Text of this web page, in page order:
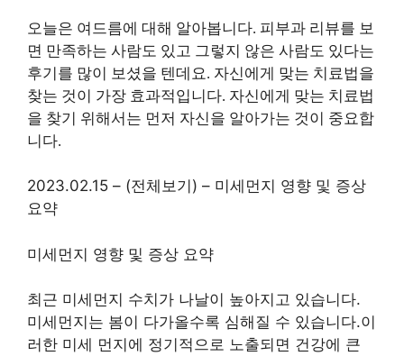
오늘은 여드름에 대해 알아봅니다. 피부과 리뷰를 보
면 만족하는 사람도 있고 그렇지 않은 사람도 있다는
후기를 많이 보셨을 텐데요. 자신에게 맞는 치료법을
찾는 것이 가장 효과적입니다. 자신에게 맞는 치료법
을 찾기 위해서는 먼저 자신을 알아가는 것이 중요합
니다.
2023.02.15 – (전체보기) – 미세먼지 영향 및 증상
요약
미세먼지 영향 및 증상 요약
최근 미세먼지 수치가 나날이 높아지고 있습니다.
미세먼지는 봄이 다가올수록 심해질 수 있습니다.이
러한 미세 먼지에 정기적으로 노출되면 건강에 큰